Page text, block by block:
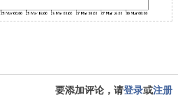
要添加评论，请登录或注册